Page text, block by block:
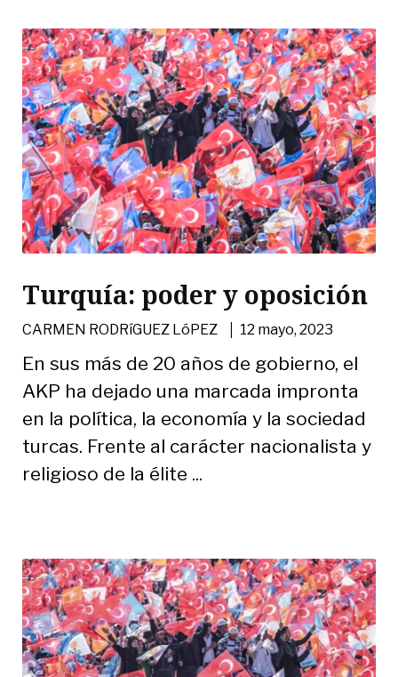
Turquía: poder y oposición
CARMEN RODRíGUEZ LóPEZ | 12 mayo, 2023
En sus más de 20 años de gobierno, el
AKP ha dejado una marcada impronta
en la política, la economía y la sociedad
turcas. Frente al carácter nacionalista y
religioso de la élite ...